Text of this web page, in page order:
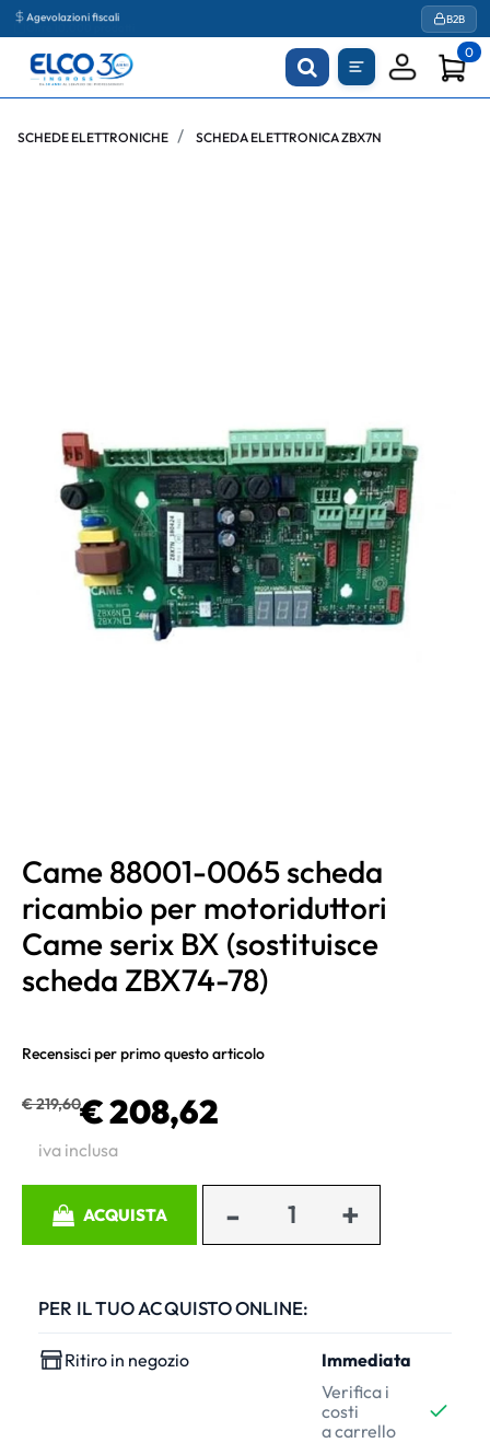
Agevolazioni fiscali B2B
0
SCHEDE ELETTRONICHE SCHEDA ELETTRONICA ZBX7N
Came 88001-0065 scheda
ricambio per motoriduttori
Came serix BX (sostituisce
scheda ZBX74-78)
Recensisci per primo questo articolo
€ 219,60€ 208,62
iva inclusa
ACQUISTA
PER IL TUO ACQUISTO ONLINE:
Ritiro in negozio
Immediata
Verifica i
costi
a carrello